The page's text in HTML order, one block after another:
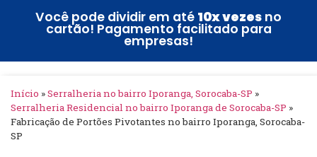
Você pode dividir em até 10x vezes no
cartão! Pagamento facilitado para
empresas!
Início »Serralheria no bairro Iporanga, Sorocaba-SP »
Serralheria Residencial no bairro Iporanga de Sorocaba-SP »
Fabricação de Portões Pivotantes no bairro Iporanga, Sorocaba-
SP